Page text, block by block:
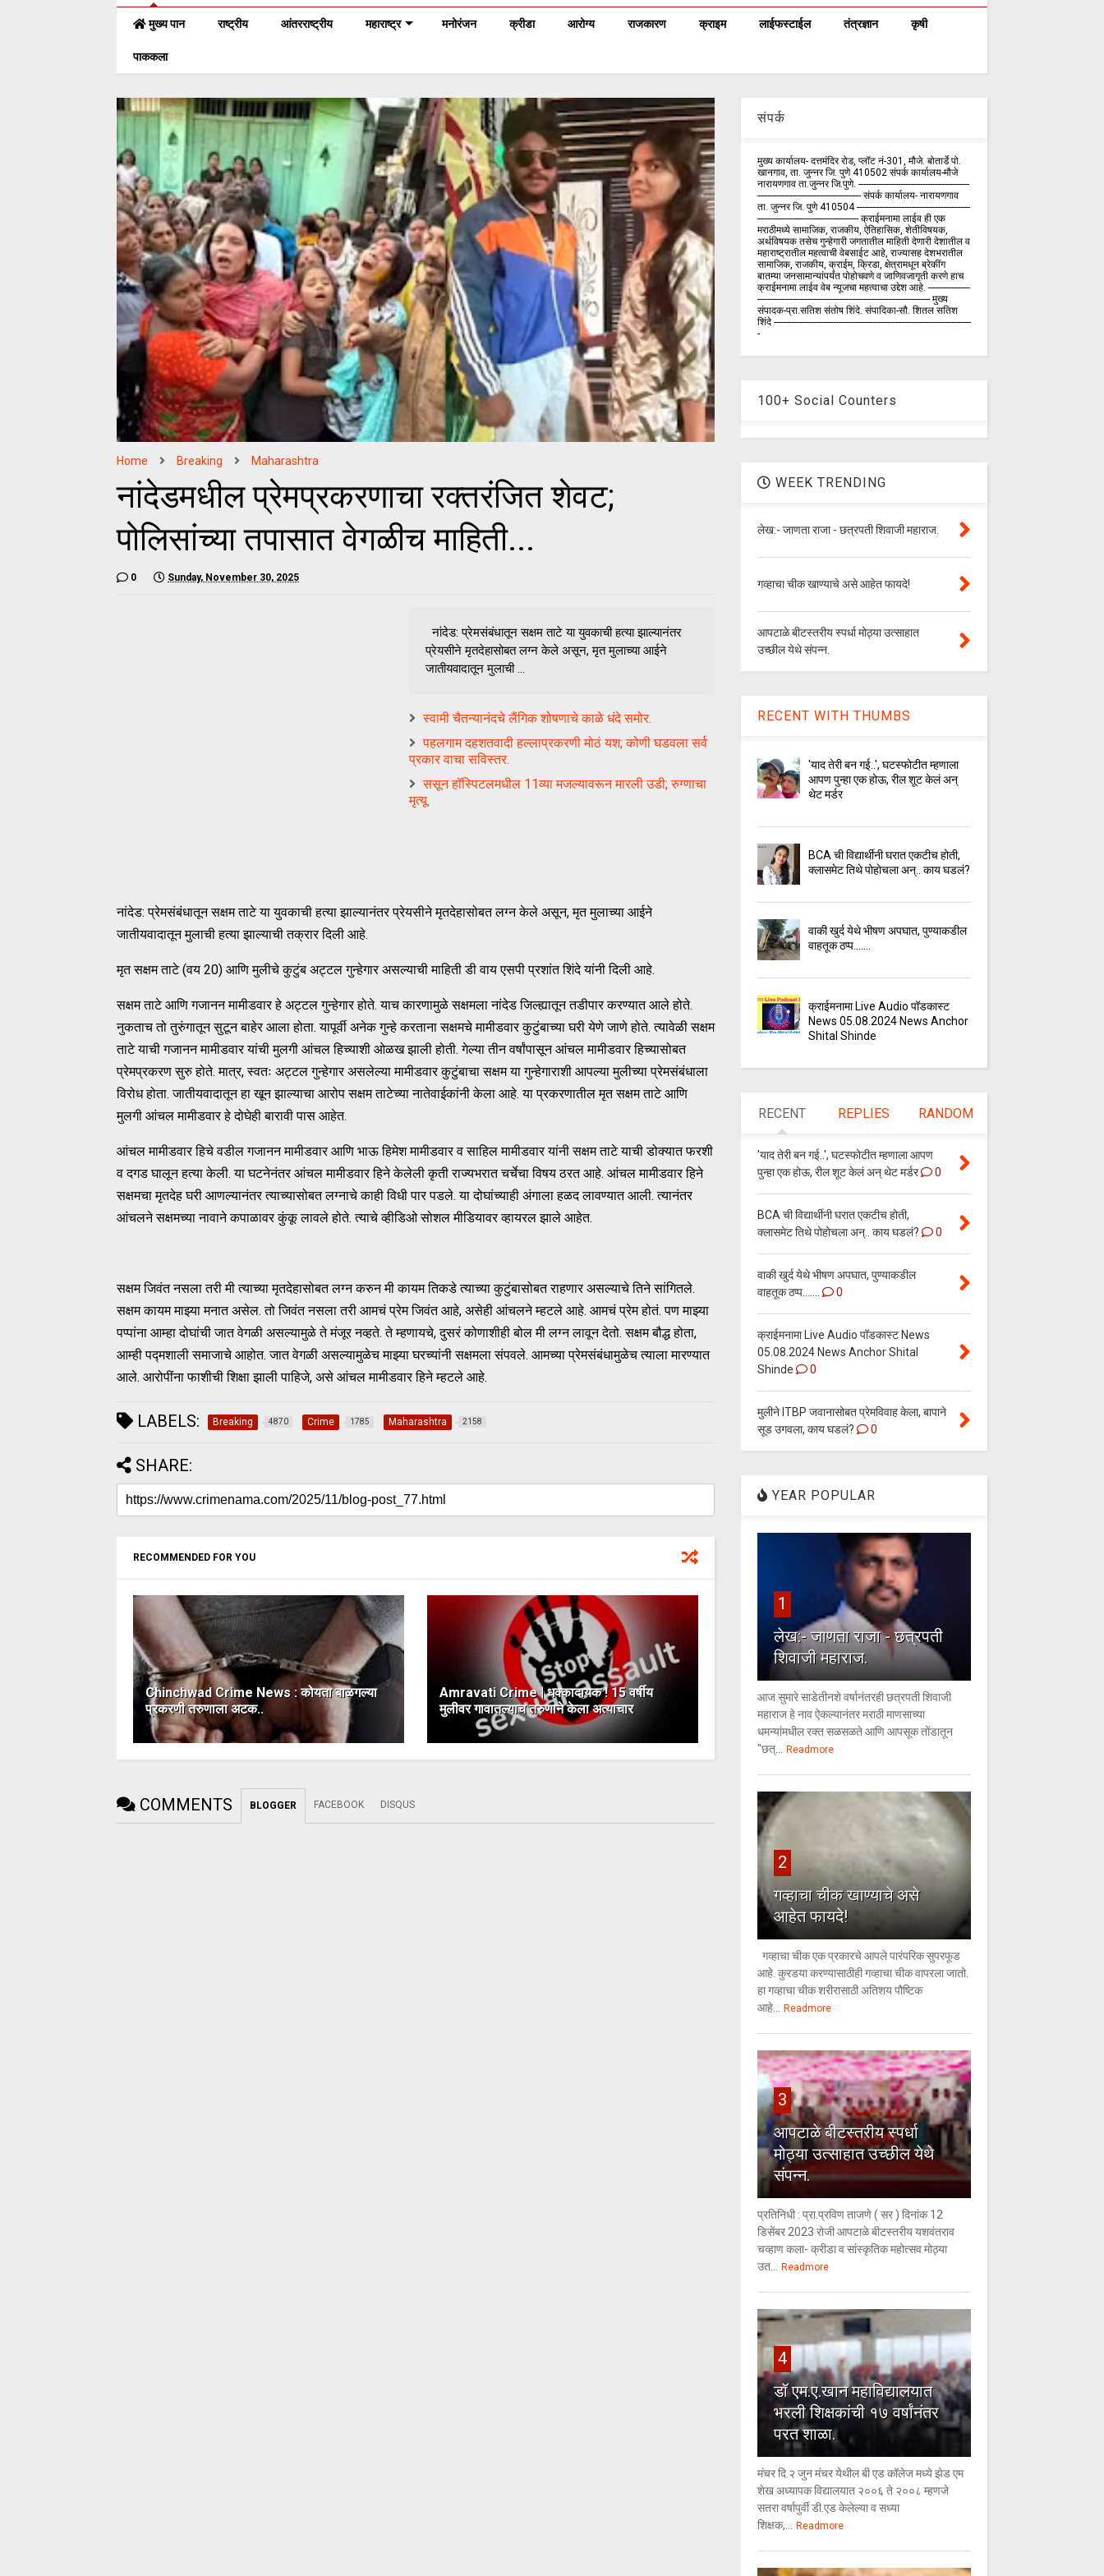
मुख्य पान राष्ट्रीय आंतरराष्ट्रीय महाराष्ट्र मनोरंजन क्रीडा आरोग्य राजकारण क्राइम लाईफस्टाईल तंत्रज्ञान कृषी
पाककला
Home Breaking Maharashtra
नांदेडमधील प्रेमप्रकरणाचा रक्तरंजित शेवट;
पोलिसांच्या तपासात वेगळीच माहिती...
0 Sunday, November 30, 2025
नांदेड: प्रेमसंबंधातून सक्षम ताटे या युवकाची हत्या झाल्यानंतर
प्रेयसीने मृतदेहासोबत लग्न केले असून, मृत मुलाच्या आईने
जातीयवादातून मुलाची ...
स्वामी चैतन्यानंदचे लैंगिक शोषणाचे काळे धंदे समोर.
पहलगाम दहशतवादी हल्लाप्रकरणी मोठं यश; कोणी घडवला सर्व
प्रकार वाचा सविस्तर.
ससून हॉस्पिटलमधील 11व्या मजल्यावरून मारली उडी; रुग्णाचा
मृत्यू.
नांदेड: प्रेमसंबंधातून सक्षम ताटे या युवकाची हत्या झाल्यानंतर प्रेयसीने मृतदेहासोबत लग्न केले असून, मृत मुलाच्या आईने
जातीयवादातून मुलाची हत्या झाल्याची तक्रार दिली आहे.
मृत सक्षम ताटे (वय 20) आणि मुलीचे कुटुंब अट्टल गुन्हेगार असल्याची माहिती डी वाय एसपी प्रशांत शिंदे यांनी दिली आहे.
सक्षम ताटे आणि गजानन मामीडवार हे अट्टल गुन्हेगार होते. याच कारणामुळे सक्षमला नांदेड जिल्ह्यातून तडीपार करण्यात आले होते.
नुकताच तो तुरुंगातून सुटून बाहेर आला होता. यापूर्वी अनेक गुन्हे करताना सक्षमचे मामीडवार कुटुंबाच्या घरी येणे जाणे होते. त्यावेळी सक्षम
ताटे याची गजानन मामीडवार यांची मुलगी आंचल हिच्याशी ओळख झाली होती. गेल्या तीन वर्षांपासून आंचल मामीडवार हिच्यासोबत
प्रेमप्रकरण सुरु होते. मात्र, स्वतः अट्टल गुन्हेगार असलेल्या मामीडवार कुटुंबाचा सक्षम या गुन्हेगाराशी आपल्या मुलीच्या प्रेमसंबंधाला
विरोध होता. जातीयवादातून हा खून झाल्याचा आरोप सक्षम ताटेच्या नातेवाईकांनी केला आहे. या प्रकरणातील मृत सक्षम ताटे आणि
मुलगी आंचल मामीडवार हे दोघेही बारावी पास आहेत.
आंचल मामीडवार हिचे वडील गजानन मामीडवार आणि भाऊ हिमेश मामीडवार व साहिल मामीडवार यांनी सक्षम ताटे याची डोक्यात फरशी
व दगड घालून हत्या केली. या घटनेनंतर आंचल मामीडवार हिने केलेली कृती राज्यभरात चर्चेचा विषय ठरत आहे. आंचल मामीडवार हिने
सक्षमचा मृतदेह घरी आणल्यानंतर त्याच्यासोबत लग्नाचे काही विधी पार पडले. या दोघांच्याही अंगाला हळद लावण्यात आली. त्यानंतर
आंचलने सक्षमच्या नावाने कपाळावर कुंकू लावले होते. त्याचे व्हीडिओ सोशल मीडियावर व्हायरल झाले आहेत.
सक्षम जिवंत नसला तरी मी त्याच्या मृतदेहासोबत लग्न करुन मी कायम तिकडे त्याच्या कुटुंबासोबत राहणार असल्याचे तिने सांगितले.
सक्षम कायम माझ्या मनात असेल. तो जिवंत नसला तरी आमचं प्रेम जिवंत आहे, असेही आंचलने म्हटले आहे. आमचं प्रेम होतं. पण माझ्या
पप्पांना आम्हा दोघांची जात वेगळी असल्यामुळे ते मंजूर नव्हते. ते म्हणायचे, दुसरं कोणाशीही बोल मी लग्न लावून देतो. सक्षम बौद्ध होता,
आम्ही पद्मशाली समाजाचे आहोत. जात वेगळी असल्यामुळेच माझ्या घरच्यांनी सक्षमला संपवले. आमच्या प्रेमसंबंधामुळेच त्याला मारण्यात
आले. आरोपींना फाशीची शिक्षा झाली पाहिजे, असे आंचल मामीडवार हिने म्हटले आहे.
LABELS: Breaking 4870 Crime 1785 Maharashtra 2158
SHARE:
RECOMMENDED FOR YOU
Chinchwad Crime News : कोयता बाळगल्या
प्रकरणी तरुणाला अटक..
Amravati Crime | धक्कादायक ! 15 वर्षीय
मुलीवर गावातल्याच तरुणाने केला अत्याचार
COMMENTS BLOGGER FACEBOOK DISQUS
संपर्क
मुख्य कार्यालय- दत्तमंदिर रोड, प्लॉट नं-301, मौजे. बोतार्डे पो.
खानगाव, ता. जुन्नर जि. पुणे 410502 संपर्क कार्य‍ालय-मौजे
नारायणगाव ता.जुन्नर जि.पुणे. ---------------------------------------------
------------------------------------------ संपर्क कार्यालय- नारायणगाव
ता. जुन्नर जि. पुणे 410504 ----------------------------------------------
----------------------------------------- क्राईमनामा लाईव ही एक
मराठीमध्ये सामाजिक, राजकीय, ऐतिहासिक, शेतीविषयक,
अर्थविषयक तसेच गुन्हेगारी जगतातील माहिती देणारी देशातील व
महाराष्ट्रातील महत्वाची वेबसाईट आहे, राज्यासह देशभरातील
सामाजिक, राजकीय, क्राईम, क्रिडा, क्षेत्रामधून ब्रेकींग
बातम्या जनसामान्यांपर्यंत पोहोचवणे व जाणिवजागृती करणे हाच
क्राईमनामा लाईव वेब न्यूजचा महत्वाचा उद्देश आहे. -----------------
---------------------------------------------------------------------- मुख्य
संपादक-प्रा.सतिश संतोष शिंदे. संपादिका-सौ. शितल सतिश
शिंदे --------------------------------------------------------------------------------
-
100+ Social Counters
WEEK TRENDING
लेख:- जाणता राजा - छत्रपती शिवाजी महाराज.
गव्हाचा चीक खाण्याचे असे आहेत फायदे!
आपटाळे बीटस्तरीय स्पर्धा मोठ्या उत्साहात
उच्छील येथे संपन्न.
RECENT WITH THUMBS
'याद तेरी बन गई..', घटस्फोटीत म्हणाला
आपण पुन्हा एक होऊ, रील शूट केलं अन्
थेट मर्डर
BCA ची विद्यार्थीनी घरात एकटीच होती,
क्लासमेट तिथे पोहोचला अन्.. काय घडलं?
वाकी खुर्द येथे भीषण अपघात, पुण्याकडील
वाहतूक ठप्प.......
क्राईमनामा Live Audio पॉडकास्ट
News 05.08.2024 News Anchor
Shital Shinde
RECENT REPLIES RANDOM
'याद तेरी बन गई..', घटस्फोटीत म्हणाला आपण
पुन्हा एक होऊ, रील शूट केलं अन् थेट मर्डर
0
BCA ची विद्यार्थीनी घरात एकटीच होती,
क्लासमेट तिथे पोहोचला अन्.. काय घडलं?
0
वाकी खुर्द येथे भीषण अपघात, पुण्याकडील
वाहतूक ठप्प.......
0
क्राईमनामा Live Audio पॉडकास्ट News
05.08.2024 News Anchor Shital
Shinde
0
मुलीने ITBP जवानासोबत प्रेमविवाह केला, बापाने
सूड उगवला, काय घडलं?
0
YEAR POPULAR
1
लेख:- जाणता राजा - छत्रपती
शिवाजी महाराज.
आज सुमारे साडेतीनशे वर्षानंतरही छत्रपती शिवाजी
महाराज हे नाव ऐकल्यानंतर मराठी माणसाच्या
धमन्यांमधील रक्त सळसळते आणि आपसूक तोंडातून
"छत्... Readmore
2
गव्हाचा चीक खाण्याचे असे
आहेत फायदे!
गव्हाचा चीक एक प्रकारचे आपले पारंपरिक सुपरफूड
आहे. कुरडया करण्यासाठीही गव्हाचा चीक वापरला जातो.
हा गव्हाचा चीक शरीरासाठी अतिशय पौष्टिक
आहे... Readmore
3
आपटाळे बीटस्तरीय स्पर्धा
मोठ्या उत्साहात उच्छील येथे
संपन्न.
प्रतिनिधी : प्रा.प्रविण ताजणे ( सर ) दिनांक 12
डिसेंबर 2023 रोजी आपटाळे बीटस्तरीय यशवंतराव
चव्हाण कला- क्रीडा व सांस्कृतिक महोत्सव मोठ्या
उत... Readmore
4
डॉ एम.ए.खान महाविद्यालयात
भरली शिक्षकांची १७ वर्षांनंतर
परत शाळा.
मंचर दि.२ जुन मंचर येथील बी एड कॉलेज मध्ये झेड एम
शेख अध्यापक विद्यालयात २००६ ते २००८ म्हणजे
सतरा वर्षापुर्वी डी.एड केलेल्या व सध्या
शिक्षक,... Readmore